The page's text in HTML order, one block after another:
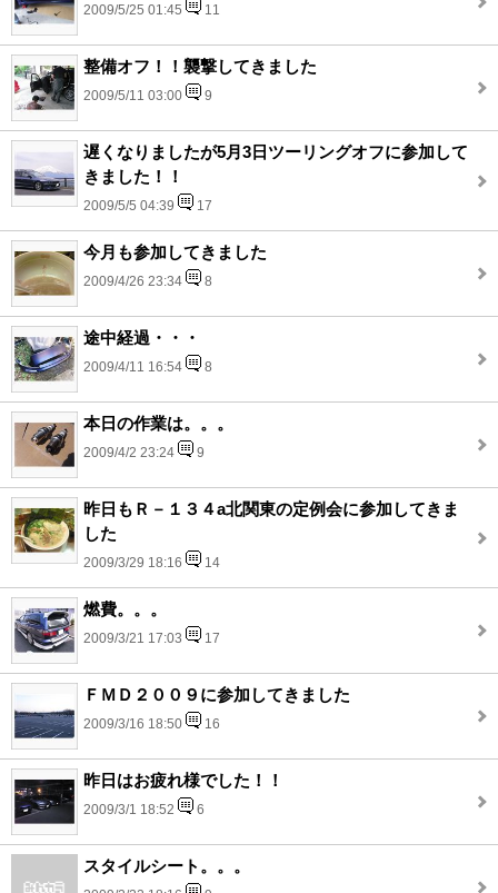
2009/5/25 01:45 11
整備オフ！！襲撃してきました
2009/5/11 03:00 9
遅くなりましたが5月3日ツーリングオフに参加して
きました！！
2009/5/5 04:39 17
今月も参加してきました
2009/4/26 23:34 8
途中経過・・・
2009/4/11 16:54 8
本日の作業は。。。
2009/4/2 23:24 9
昨日もＲ－１３４a北関東の定例会に参加してきま
した
2009/3/29 18:16 14
燃費。。。
2009/3/21 17:03 17
ＦＭＤ２００９に参加してきました
2009/3/16 18:50 16
昨日はお疲れ様でした！！
2009/3/1 18:52 6
スタイルシート。。。